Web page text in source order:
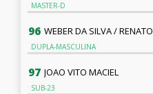
MASTER-D
96 WEBER DA SILVA / RENATO
DUPLA-MASCULINA
97 JOAO VITO MACIEL
SUB-23